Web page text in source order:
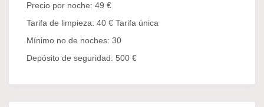
Contrato de alquiler temporal firmado
previamente a la llegada
Entrada desde las 16:00 h | Salida antes de las
12:00 h
🛏️ El espacio incluye:
Precio por noche: 49 €
Tarifa de limpieza: 40 € Tarifa única
Mínimo no de noches: 30
Depósito de seguridad: 500 €